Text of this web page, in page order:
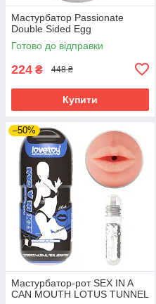
Мастурбатор Passionate
Double Sided Egg
Готово до відправки
224 ₴ 448 ₴
Купити
–50%
Мастурбатор-рот SEX IN A
CAN MOUTH LOTUS TUNNEL